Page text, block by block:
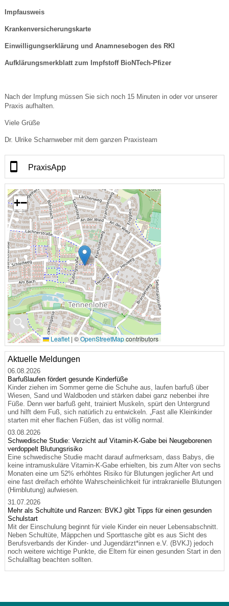
Impfausweis
Krankenversicherungskarte
Einwilligungserklärung und Anamnesebogen des RKI
Aufklärungsmerkblatt zum Impfstoff BioNTech-Pfizer
Nach der Impfung müssen Sie sich noch 15 Minuten in oder vor unserer
Praxis aufhalten.
Viele Grüße
Dr. Ulrike Scharnweber mit dem ganzen Praxisteam
PraxisApp
🔍
+−
Leaflet | ©OpenStreetMapcontributors
Aktuelle Meldungen
06.08.2026
Barfußlaufen fördert gesunde Kinderfüße
Kinder ziehen im Sommer gerne die Schuhe aus, laufen barfuß über
Wiesen, Sand und Waldboden und stärken dabei ganz nebenbei ihre
Füße. Denn wer barfuß geht, trainiert Muskeln, spürt den Untergrund
und hilft dem Fuß, sich natürlich zu entwickeln. „Fast alle Kleinkinder
starten mit eher flachen Füßen, das ist völlig normal.
03.08.2026
Schwedische Studie: Verzicht auf Vitamin-K-Gabe bei Neugeborenen
verdoppelt Blutungsrisiko
Eine schwedische Studie macht darauf aufmerksam, dass Babys, die
keine intramuskuläre Vitamin-K-Gabe erhielten, bis zum Alter von sechs
Monaten eine um 52% erhöhtes Risiko für Blutungen jeglicher Art und
eine fast dreifach erhöhte Wahrscheinlichkeit für intrakranielle Blutungen
(Hirnblutung) aufwiesen.
31.07.2026
Mehr als Schultüte und Ranzen: BVKJ gibt Tipps für einen gesunden
Schulstart
Mit der Einschulung beginnt für viele Kinder ein neuer Lebensabschnitt.
Neben Schultüte, Mäppchen und Sporttasche gibt es aus Sicht des
Berufsverbands der Kinder- und Jugendärzt*innen e.V. (BVKJ) jedoch
noch weitere wichtige Punkte, die Eltern für einen gesunden Start in den
Schulalltag beachten sollten.